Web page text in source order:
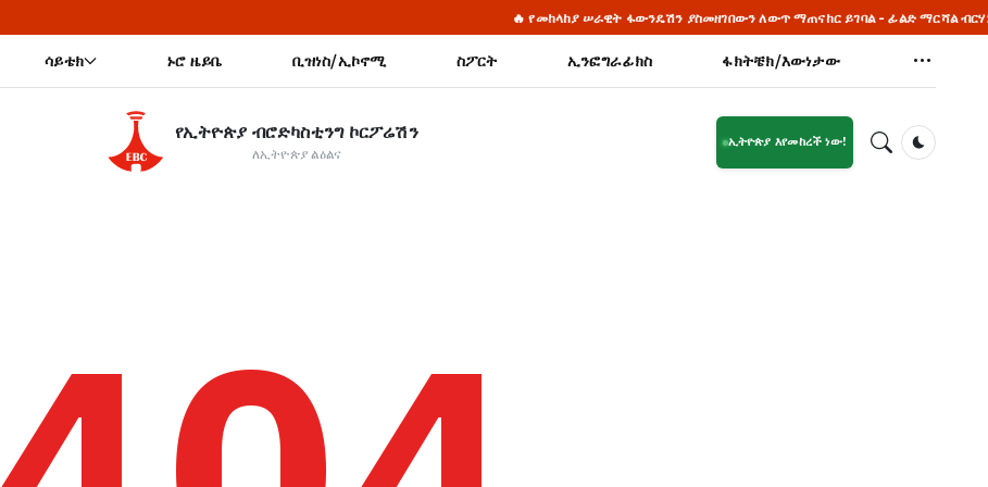
🔥 የመከላከያ ሠራዊት ፋውንዴሽን ያስመዘገበውን ለውጥ ማጠናከር ይገባል - ፊልድ ማርሻል ብርሃኑ ጁላ
ሳይቴክ ኑሮ ዜይቤ ቢዝነስ/ኢኮኖሚ ስፖርት ኢንፎግራፊክስ ፋክትቼክ/እውነታው
የኢትዮጵያ ብሮድካስቲንግ ኮርፖሬሽን
ለኢትዮጵያ ልዕልና
ኢትዮጵያ እየመከረች ነው!
Dark